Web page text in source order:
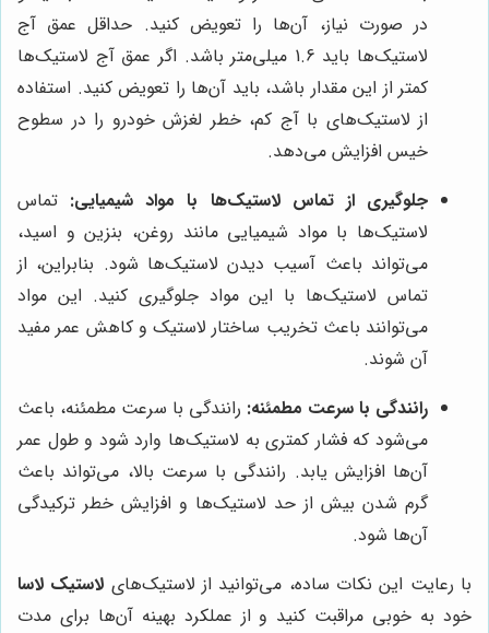
در صورت نیاز، آن‌ها را تعویض کنید. حداقل عمق آج
لاستیک‌ها باید 1.6 میلی‌متر باشد. اگر عمق آج لاستیک‌ها
کمتر از این مقدار باشد، باید آن‌ها را تعویض کنید. استفاده
از لاستیک‌های با آج کم، خطر لغزش خودرو را در سطوح
خیس افزایش می‌دهد.
جلوگیری از تماس لاستیک‌ها با مواد شیمیایی: تماس
لاستیک‌ها با مواد شیمیایی مانند روغن، بنزین و اسید،
می‌تواند باعث آسیب دیدن لاستیک‌ها شود. بنابراین، از
تماس لاستیک‌ها با این مواد جلوگیری کنید. این مواد
می‌توانند باعث تخریب ساختار لاستیک و کاهش عمر مفید
آن شوند.
رانندگی با سرعت مطمئنه: رانندگی با سرعت مطمئنه، باعث
می‌شود که فشار کمتری به لاستیک‌ها وارد شود و طول عمر
آن‌ها افزایش یابد. رانندگی با سرعت بالا، می‌تواند باعث
گرم شدن بیش از حد لاستیک‌ها و افزایش خطر ترکیدگی
آن‌ها شود.
با رعایت این نکات ساده، می‌توانید از لاستیک‌های لاستیک لاسا
خود به خوبی مراقبت کنید و از عملکرد بهینه آن‌ها برای مدت